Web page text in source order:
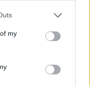
my
belüli